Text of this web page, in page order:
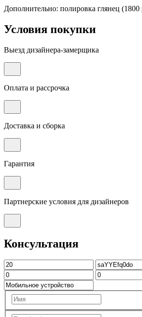
Дополнительно: полировка глянец
Условия покупки
Выезд дизайнера-замерщика
Оплата и рассрочка
Доставка и сборка
Гарантия
Партнерские условия для дизайнеров
Консультация